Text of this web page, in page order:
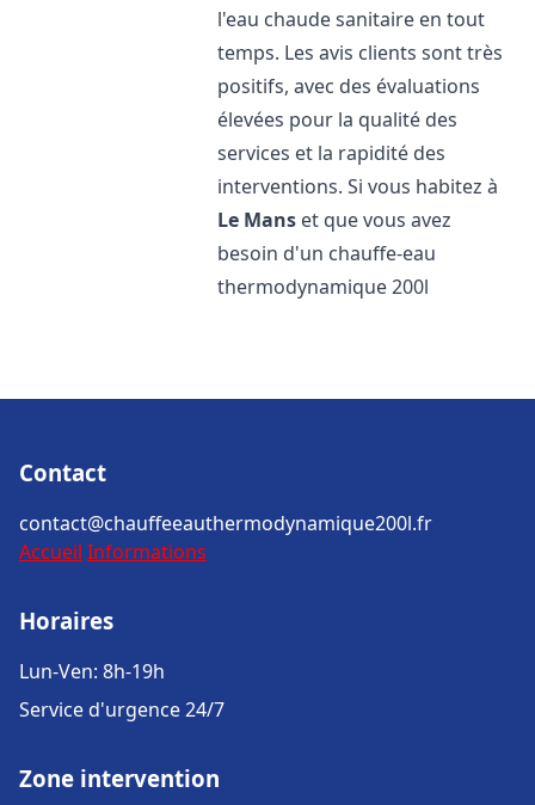
l'eau chaude sanitaire en tout
temps. Les avis clients sont très
positifs, avec des évaluations
élevées pour la qualité des
services et la rapidité des
interventions. Si vous habitez à
Le Mans et que vous avez
besoin d'un chauffe-eau
thermodynamique 200l
Contact
contact@chauffeeauthermodynamique200l.fr
Accueil Informations
Horaires
Lun-Ven: 8h-19h
Service d'urgence 24/7
Zone intervention